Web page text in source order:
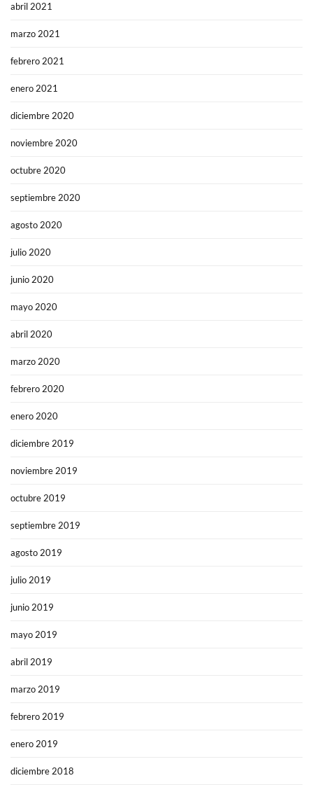
abril 2021
marzo 2021
febrero 2021
enero 2021
diciembre 2020
noviembre 2020
octubre 2020
septiembre 2020
agosto 2020
julio 2020
junio 2020
mayo 2020
abril 2020
marzo 2020
febrero 2020
enero 2020
diciembre 2019
noviembre 2019
octubre 2019
septiembre 2019
agosto 2019
julio 2019
junio 2019
mayo 2019
abril 2019
marzo 2019
febrero 2019
enero 2019
diciembre 2018